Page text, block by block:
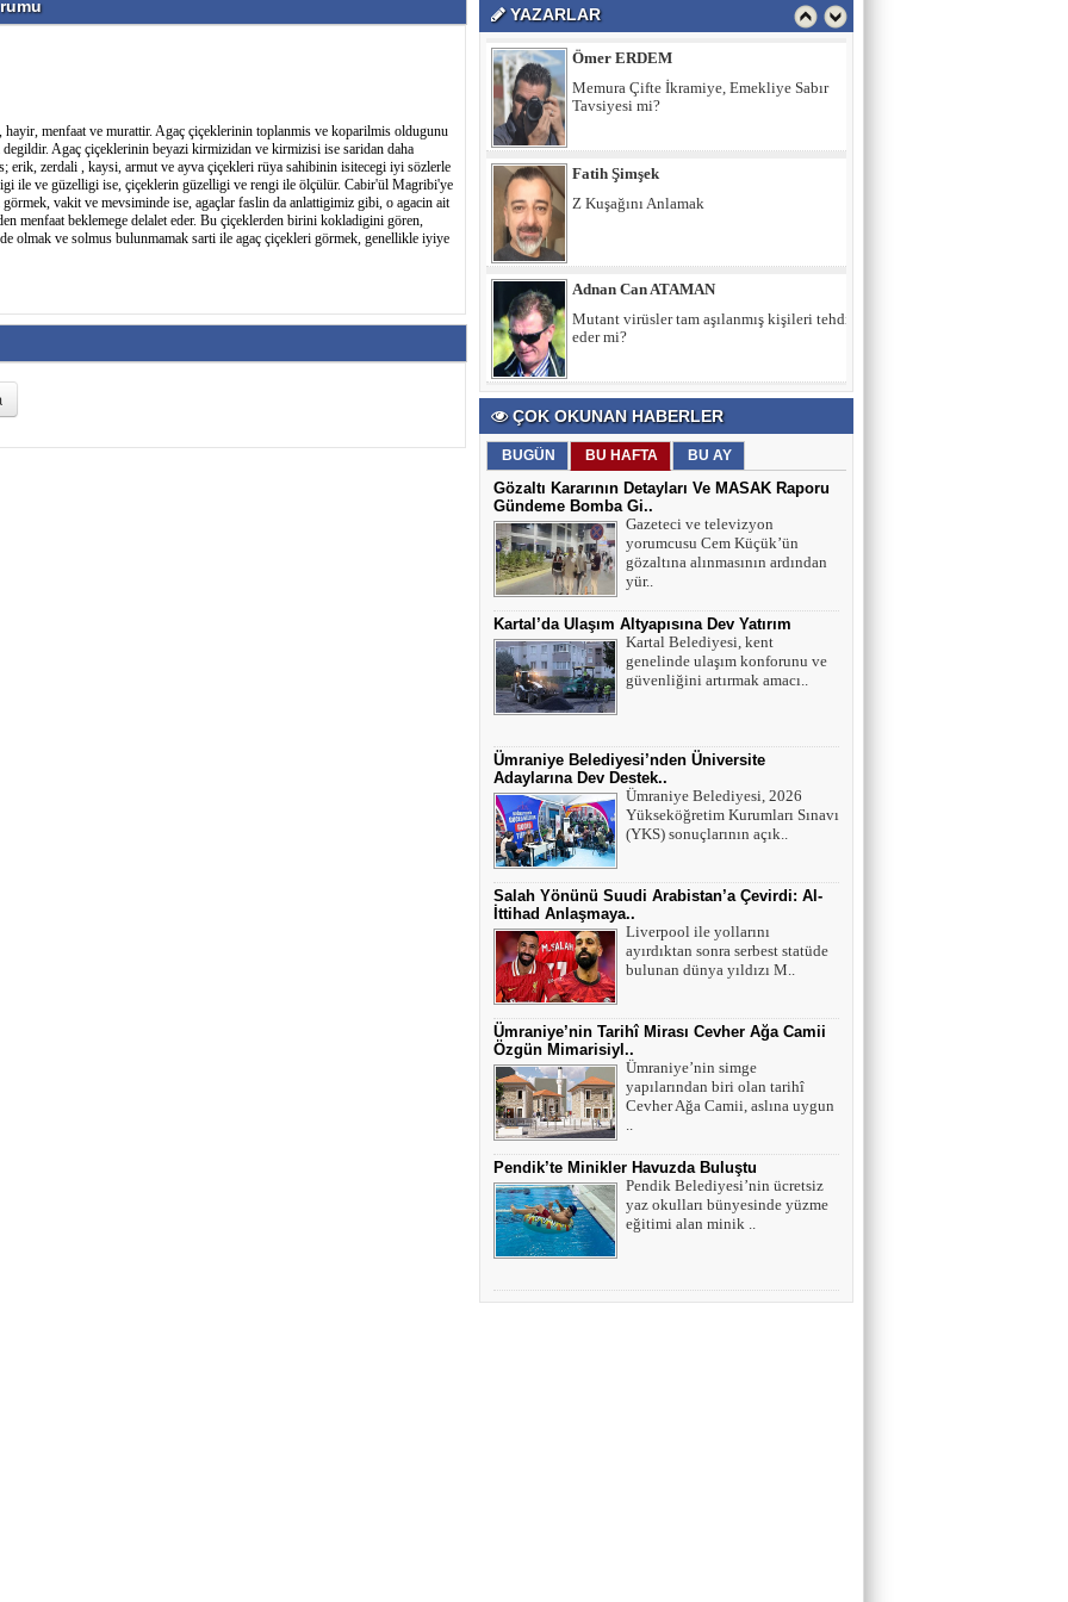
menfaat ve murattir. Agaç çiçeklerinin toplanmis ve koparilmis oldugunu
Agaç çiçeklerinin beyazi kirmizidan ve kirmizisi ise saridan daha
zerdali , kaysi, armut ve ayva çiçekleri rüya sahibinin isitecegi iyi sözlerle
ile ve güzelligi ise, çiçeklerin güzelligi ve rengi ile ölçülür. Cabir'ül Magribi'ye
vakit ve mevsiminde ise, agaçlar faslin da anlattigimiz gibi, o agacin ait
menfaat beklemege delalet eder. Bu çiçeklerden birini kokladigini gören,
olmak ve solmus bulunmamak sarti ile agaç çiçekleri görmek, genellikle iyiye
YAZARLAR
Ömer ERDEM
Memura Çifte İkramiye, Emekliye Sabır
Tavsiyesi mi?
Fatih Şimşek
Z Kuşağını Anlamak
Adnan Can ATAMAN
Mutant virüsler tam aşılanmış kişileri tehdit
eder mi?
YAŞ ve BAŞ 54
Yavuz ŞİMŞEK
Tek cümle 281 kelime...
ÇOK OKUNAN HABERLER
BUGÜN BU HAFTA BU AY
Gözaltı Kararının Detayları Ve MASAK Raporu
Gündeme Bomba Gi..
Gazeteci ve televizyon
yorumcusu Cem Küçük’ün
gözaltına alınmasının ardından
yür..
Kartal’da Ulaşım Altyapısına Dev Yatırım
Kartal Belediyesi, kent
genelinde ulaşım konforunu ve
güvenliğini artırmak amacı..
Ümraniye Belediyesi’nden Üniversite
Adaylarına Dev Destek..
Ümraniye Belediyesi, 2026
Yükseköğretim Kurumları Sınavı
(YKS) sonuçlarının açık..
Salah Yönünü Suudi Arabistan’a Çevirdi: Al-
İttihad Anlaşmaya..
Liverpool ile yollarını
ayırdıktan sonra serbest statüde
bulunan dünya yıldızı M..
Ümraniye’nin Tarihî Mirası Cevher Ağa Camii
Özgün Mimarisiyl..
Ümraniye’nin simge
yapılarından biri olan tarihî
Cevher Ağa Camii, aslına uygun
..
Pendik’te Minikler Havuzda Buluştu
Pendik Belediyesi’nin ücretsiz
yaz okulları bünyesinde yüzme
eğitimi alan minik ..